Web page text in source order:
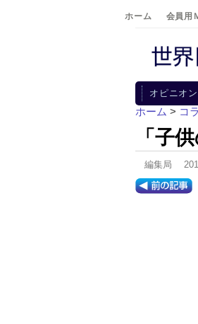
ホーム 会員用
オピニオン
ホーム > コ
「子
編集局